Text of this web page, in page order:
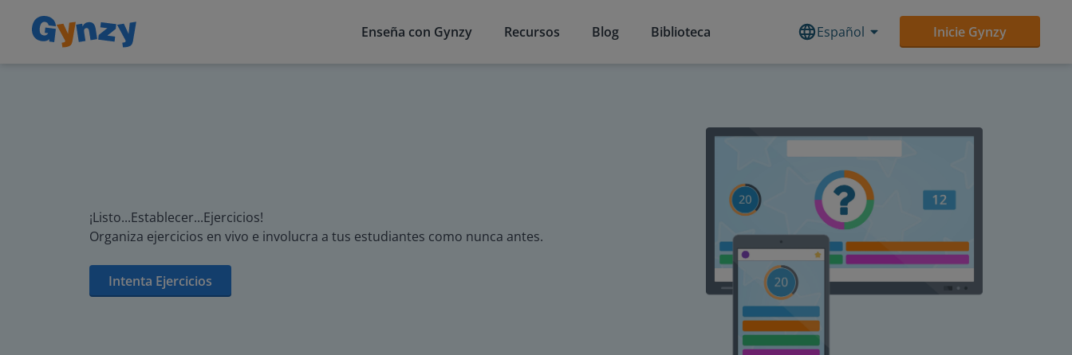
Enseña con Gynzy Recursos Blog Biblioteca Español Inicie Gynzy
¡Listo...Establecer...Ejercicios!
Organiza ejercicios en vivo e involucra a tus estudiantes como nunca antes.
Intenta Ejercicios